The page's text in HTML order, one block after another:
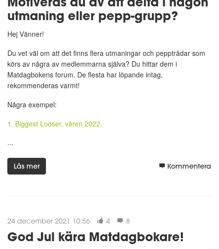
😀
utmaning eller pepp-grupp?
Hej Vänner!
Du vet väl om att det finns flera utmaningar och pepptrådar som
körs av några av medlemmarna själva? Du hittar dem i
Matdagbokens forum. De flesta har löpande intag,
rekommenderas varmt!
Några exempel:
1. Biggest Looser, våren 2022.
...
Läs mer Kommentera
24 december 2021 10:56 4 8
God Jul kära Matdagbokare!